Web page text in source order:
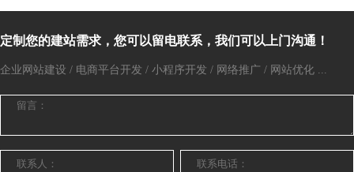
定制您的建站需求，您可以留电联系，我们可以上门沟通！
企业网站建设 / 电商平台开发 / 小程序开发 / 网络推广 / 网站优化 ...